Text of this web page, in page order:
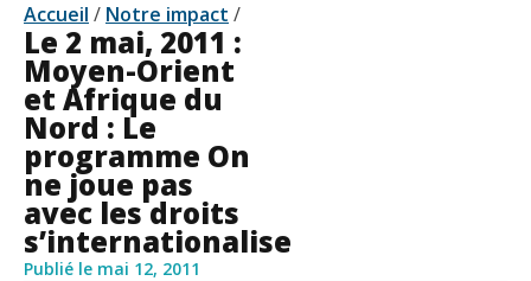
Accueil / Notre impact /
Le 2 mai, 2011 :
Moyen-Orient
et Afrique du
Nord : Le
programme On
ne joue pas
avec les droits
s’internationalise
Publié le mai 12, 2011